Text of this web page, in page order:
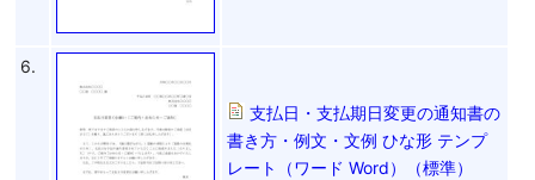
6.
支払日・支払期日変更の通知書の
書き方・例文・文例 ひな形 テンプ
レート（ワード Word）（標準）